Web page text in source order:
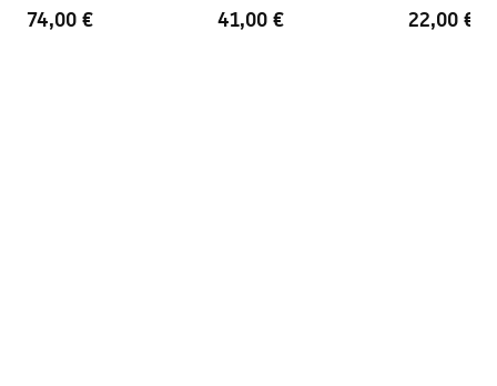
74,00 € 41,00 € 22,00 €